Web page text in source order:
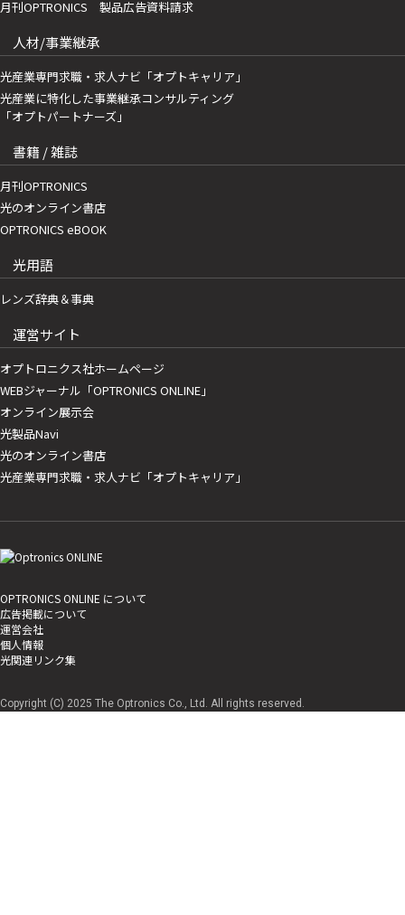
月刊OPTRONICS 製品広告資料請求
人材/事業継承
光産業専門求職・求人ナビ「オプトキャリア」
光産業に特化した事業継承コンサルティング
「オプトパートナーズ」
書籍 / 雑誌
月刊OPTRONICS
光のオンライン書店
OPTRONICS eBOOK
光用語
レンズ辞典＆事典
運営サイト
オプトロニクス社ホームページ
WEBジャーナル「OPTRONICS ONLINE」
オンライン展示会
光製品Navi
光のオンライン書店
光産業専門求職・求人ナビ「オプトキャリア」
OPTRONICS ONLINE について
広告掲載について
運営会社
個人情報
光関連リンク集
Copyright (C) 2025 The Optronics Co., Ltd. All rights reserved.